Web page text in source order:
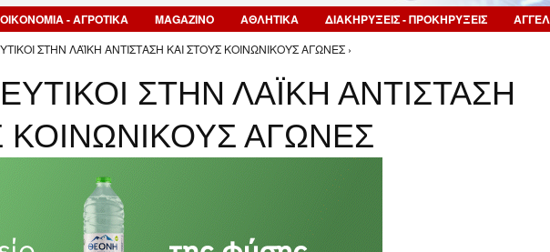
ΟΙΚΟΝΟΜΙΑ - ΑΓΡΟΤΙΚΑ MAGAZINO ΑΘΛΗΤΙΚΑ ΔΙΑΚΗΡΥΞΕΙΣ - ΠΡΟΚΗΡΥΞΕΙΣ
ΣΤΗΝ ΛΑΪΚΗ ΑΝΤΙΣΤΑΣΗ ΚΑΙ ΣΤΟΥΣ ΚΟΙΝΩΝΙΚΟΥΣ ΑΓΩΝΕΣ ›
ΣΤΗΝ ΛΑΪΚΗ ΑΝΤΙΣΤΑΣΗ
ΚΟΙΝΩΝΙΚΟΥΣ ΑΓΩΝΕΣ